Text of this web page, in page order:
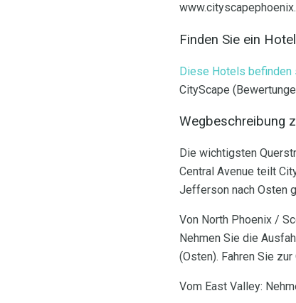
Finden Sie ein
Diese Hotels befinden
CityScape
Wegbeschreibung
Die wichtigsten
Central Avenue teilt
Jefferson nach Osten
Von North Phoenix /
Nehmen Sie die
(Osten). Fahren Sie zur
Vom East Valley: